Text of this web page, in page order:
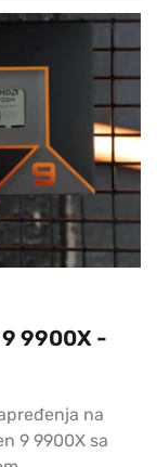
9 9900X -
na
9 9900X sa